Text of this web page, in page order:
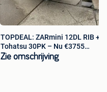
TOPDEAL: ZARmini 12DL RIB +
Tohatsu 30PK – Nu €3755
Korting!
Zie omschrijving